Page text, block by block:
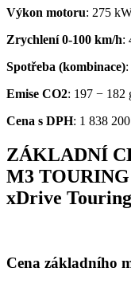
Výkon motoru: 275
Zrychlení 0-100 km/h:
Spotřeba (kombinace)
Emise CO2: 197 − 182
Cena s DPH: 1 838
ZÁKLADNÍ
M3
xDrive
Cena základního